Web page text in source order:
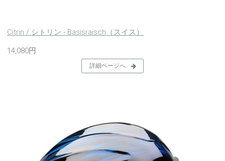
Citrin / シトリン - Basisraisch（スイス）
14,080円
詳細ページへ